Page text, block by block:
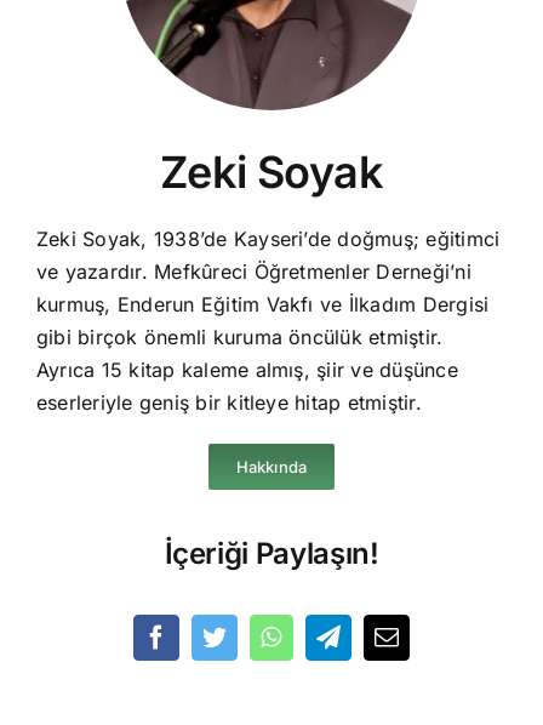
Zeki Soyak
Zeki Soyak, 1938’de Kayseri’de doğmuş; eğitimci
ve yazardır. Mefkûreci Öğretmenler Derneği’ni
kurmuş, Enderun Eğitim Vakfı ve İlkadım Dergisi
gibi birçok önemli kuruma öncülük etmiştir.
Ayrıca 15 kitap kaleme almış, şiir ve düşünce
eserleriyle geniş bir kitleye hitap etmiştir.
Hakkında
İçeriği Paylaşın!